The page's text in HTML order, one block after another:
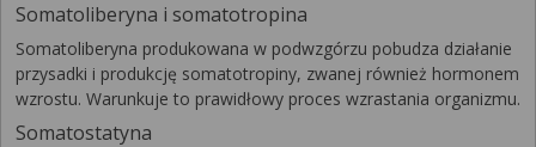
Somatoliberyna i somatotropina
Somatoliberyna produkowana w podwzgórzu pobudza działanie
przysadki i produkcję somatotropiny, zwanej również hormonem
wzrostu. Warunkuje to prawidłowy proces wzrastania organizmu.
Somatostatyna